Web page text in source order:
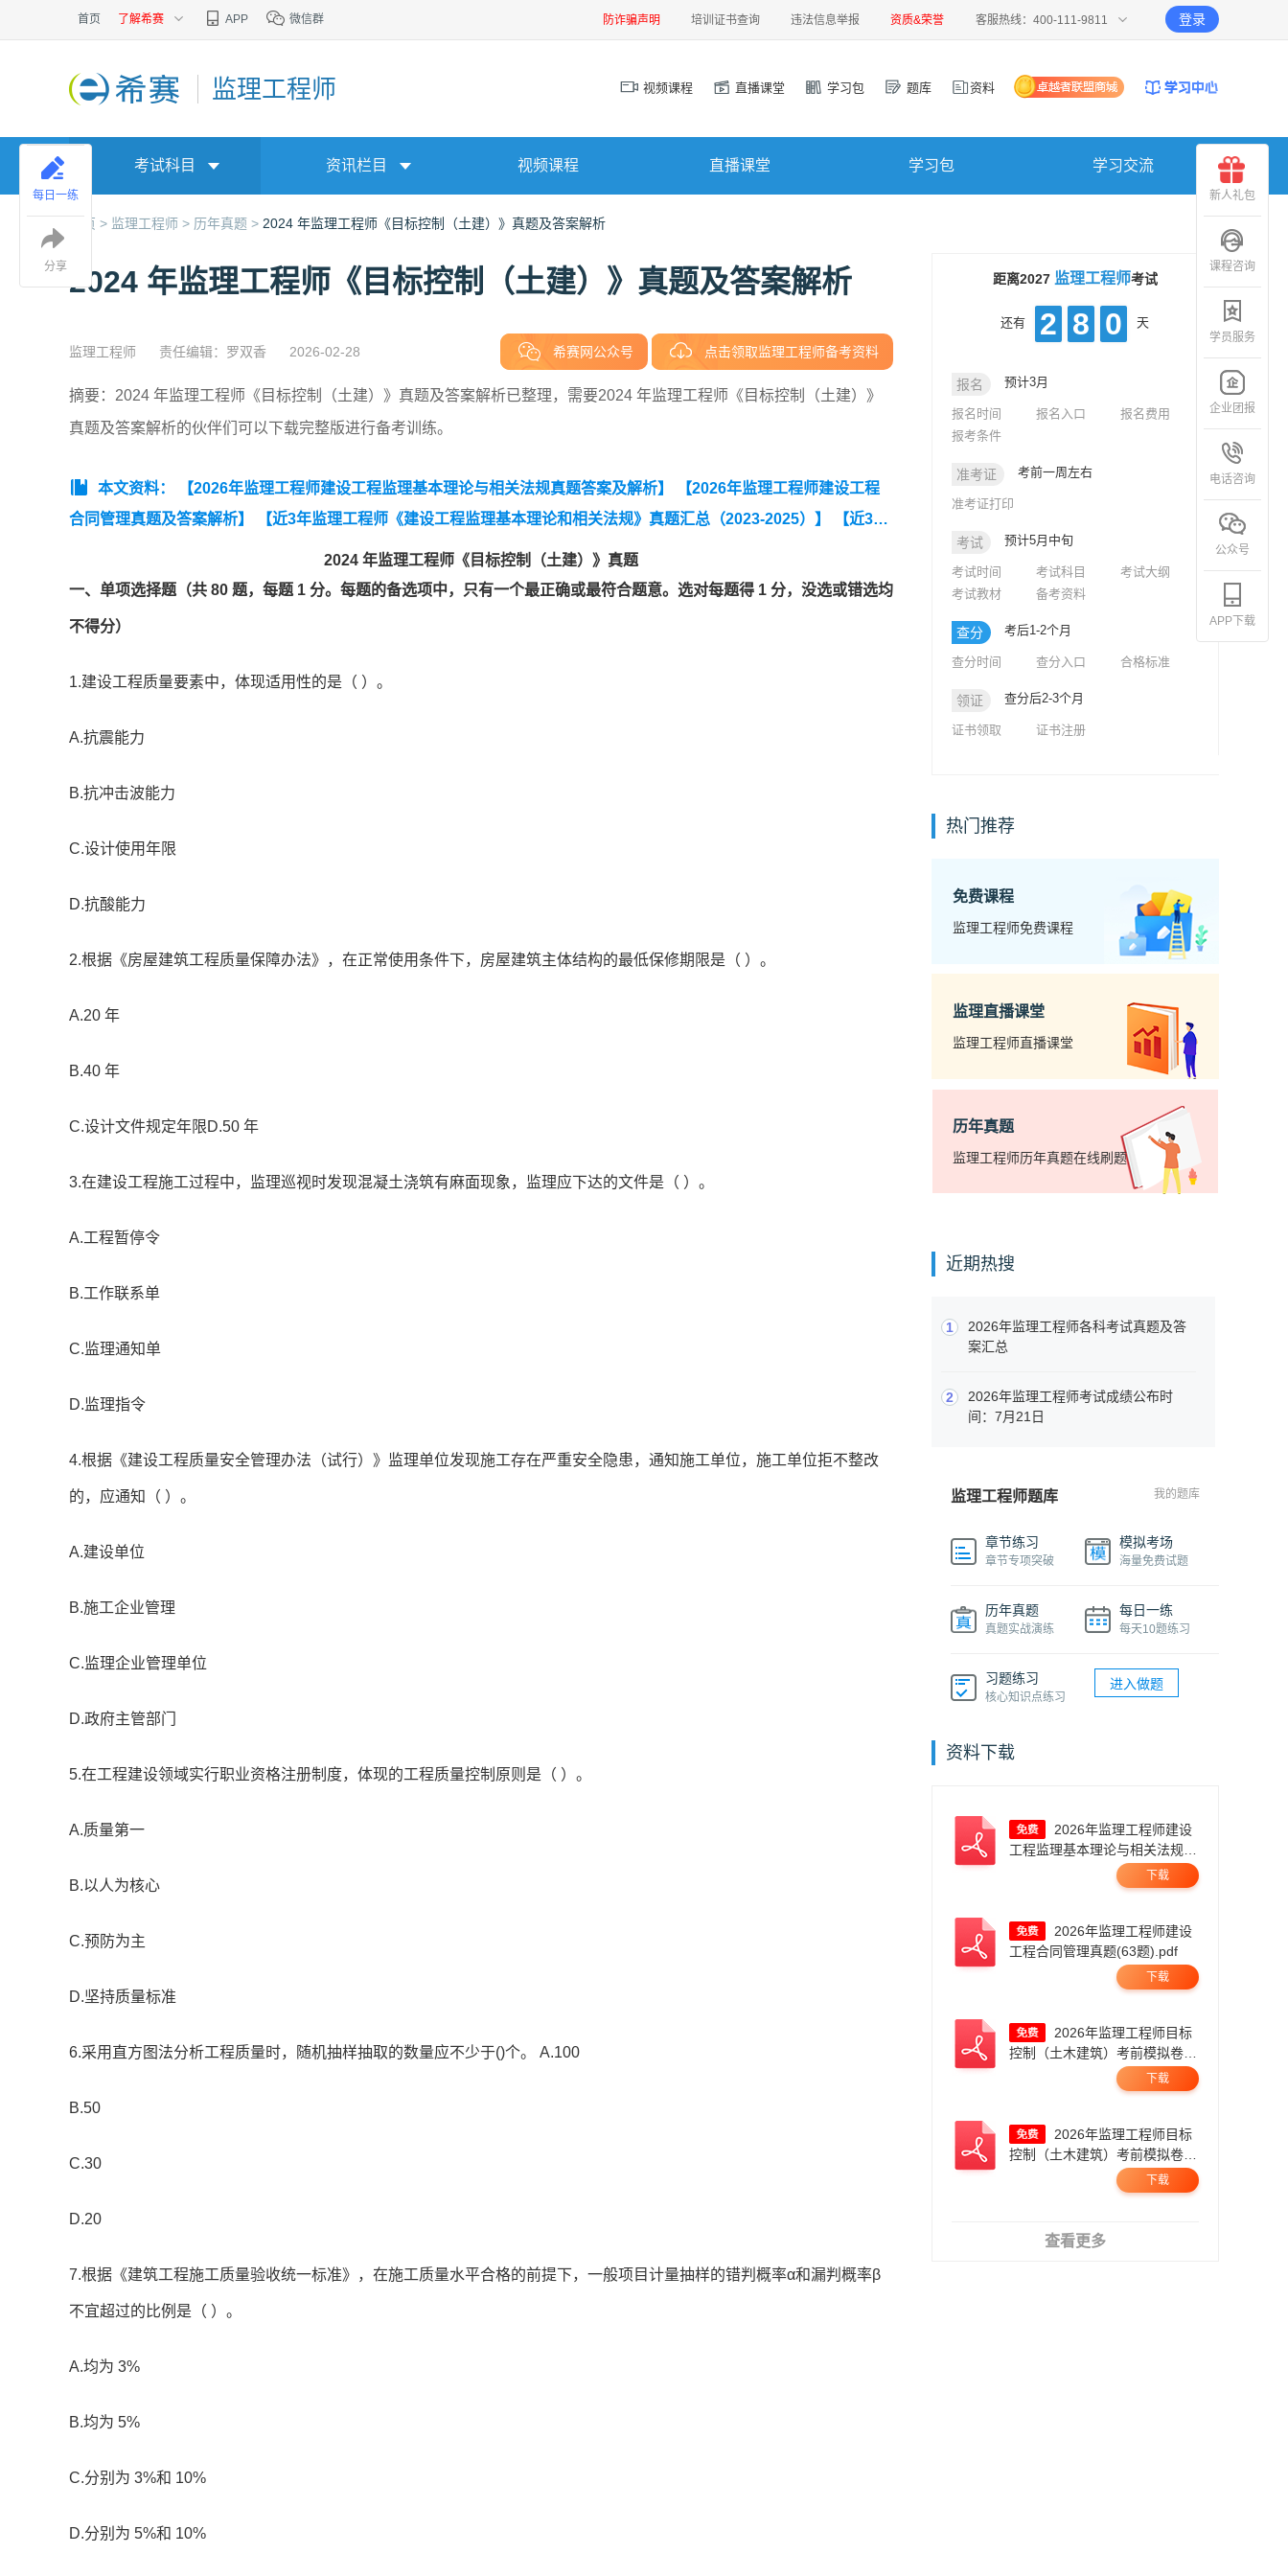
首页 了解希赛 APP 微信群 防诈骗声明 培训证书查询 违法信息举报 资质&荣誉 客服热线：400-111-9811 登录
监理工程师 视频课程 直播课堂 学习包 题库 资料
考试科目 资讯栏目 视频课程 直播课堂 学习包 学习交流
首页 > 监理工程师 > 历年真题 > 2024 年监理工程师《目标控制（土建）》真题及答案解析
2024 年监理工程师《目标控制（土建）》真题及答案解析
监理工程师 责任编辑：罗双香 2026-02-28 希赛网公众号 点击领取监理工程师备考资料
摘要：2024 年监理工程师《目标控制（土建）》真题及答案解析已整理，需要2024 年监理工程师《目标控制（土建）》
真题及答案解析的伙伴们可以下载完整版进行备考训练。
本文资料： 【2026年监理工程师建设工程监理基本理论与相关法规真题答案及解析】
【2026年监理工程师建设工程
合同管理真题及答案解析】
【近3年监理工程师《建设工程监理基本理论和相关法规》真题汇总（2023-2025）】
【近3年
监理工程师《建设工程合同管理》真题汇总（2023-2025）】 【监理工程师《建设工程目标控制》（土木建筑工程）真题
汇总（2023-2025）】 【监理工程师《建设工程监理案例分析》（土木建筑工程）真题汇总（2023-2025）】 【2025年监
2024 年监理工程师《目标控制（土建）》真题
一、单项选择题（共 80 题，每题 1 分。每题的备选项中，只有一个最正确或最符合题意。选对每题得 1 分，没选或错选均
不得分）
1.建设工程质量要素中，体现适用性的是（ ）。
A.抗震能力
B.抗冲击波能力
C.设计使用年限
D.抗酸能力
2.根据《房屋建筑工程质量保障办法》，在正常使用条件下，房屋建筑主体结构的最低保修期限是（ ）。
A.20 年
B.40 年
C.设计文件规定年限D.50 年
3.在建设工程施工过程中，监理巡视时发现混凝土浇筑有麻面现象，监理应下达的文件是（ ）。
A.工程暂停令
B.工作联系单
C.监理通知单
D.监理指令
4.根据《建设工程质量安全管理办法（试行）》监理单位发现施工存在严重安全隐患，通知施工单位，施工单位拒不整改
的，应通知（ ）。
A.建设单位
B.施工企业管理
C.监理企业管理单位
D.政府主管部门
5.在工程建设领域实行职业资格注册制度，体现的工程质量控制原则是（ ）。
A.质量第一
B.以人为核心
C.预防为主
D.坚持质量标准
6.采用直方图法分析工程质量时，随机抽样抽取的数量应不少于()个。 A.100
B.50
C.30
D.20
7.根据《建筑工程施工质量验收统一标准》，在施工质量水平合格的前提下，一般项目计量抽样的错判概率α和漏判概率β
不宜超过的比例是（ ）。
A.均为 3%
B.均为 5%
C.分别为 3%和 10%
D.分别为 5%和 10%
距离2027 监理工程师考试
还有 2 8 0 天
报名 预计3月
报名时间 报名入口
报名费用
报考条件
准考证 考前一周左右
准考证打印
考试 预计5月中旬
考试时间 考试科目
考试大纲
考试教材
备考资料
查分 考后1-2个月
查分时间 查分入口 合格标准
领证 查分后2-3个月
证书领取 证书注册
热门推荐
免费课程
监理工程师免费课程
监理直播课堂
监理工程师直播课堂
历年真题
监理工程师历年真题在线刷题
近期热搜
1
2026年监理工程师各科考试真题及答
案汇总
2
2026年监理工程师考试成绩公布时
间：7月21日
监理工程师题库 我的题库
章节练习
章节专项突破
模拟考场
海量免费试题
历年真题
真题实战演练
每日一练
每天10题练习
习题练习
核心知识点练习
进入做题
资料下载
工程监理基本理论与相关法规真
下载
工程合同管理真题(63题).pdf
下载
控制（土木建筑）考前模拟卷
下载
控制（土木建筑）考前模拟卷
下载
查看更多
每日一练
分享
新人礼包
课程咨询
学员服务
企业团报
电话咨询
公众号
APP下载